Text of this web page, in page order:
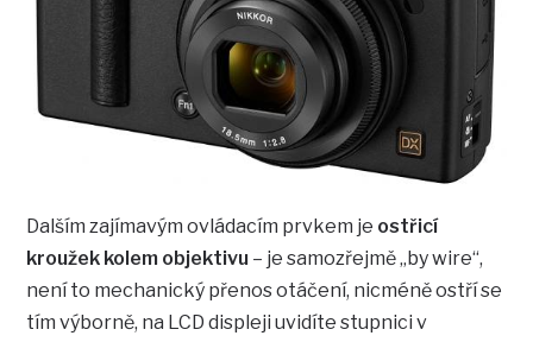
Dalším zajímavým ovládacím prvkem je ostřicí
kroužek kolem objektivu – je samozřejmě „by wire“,
není to mechanický přenos otáčení, nicméně ostří se
tím výborně, na LCD displeji uvidíte stupnici v